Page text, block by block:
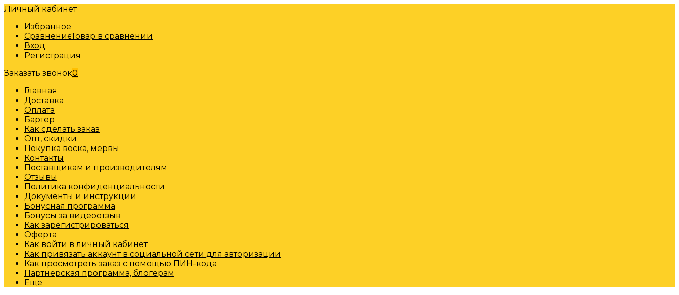
Личный кабинет
Избранное
СравнениеТовар в сравнении
Вход
Регистрация
Заказать звонок0
Главная
Доставка
Оплата
Бартер
Как сделать заказ
Опт, скидки
Покупка воска, мервы
Контакты
Поставщикам и производителям
Отзывы
Политика конфиденциальности
Документы и инструкции
Бонусная программа
Бонусы за видеоотзыв
Как зарегистрироваться
Оферта
Как войти в личный кабинет
Как привязать аккаунт в социальной сети для авторизации
Как просмотреть заказ с помощью ПИН-кода
Партнерская программа, блогерам
Еще